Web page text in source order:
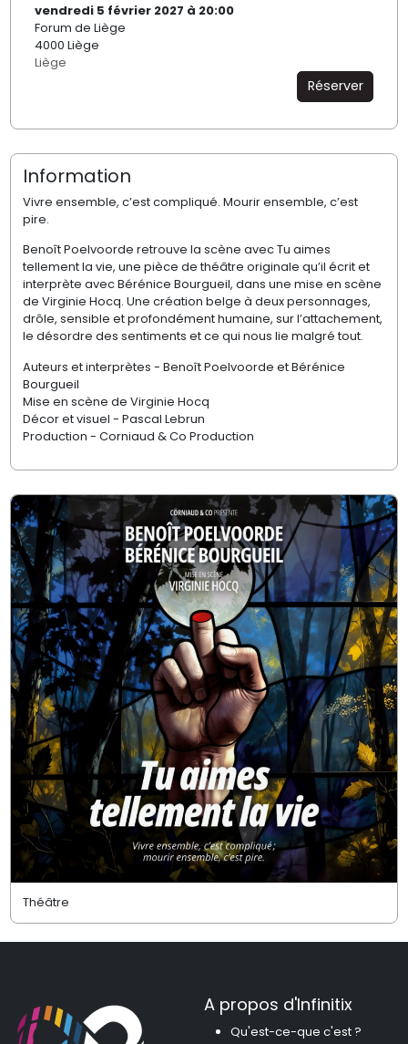
vendredi 5 février 2027 à 20:00
Forum de Liège
4000 Liège
Liège
Réserver
Information
Vivre ensemble, c’est compliqué. Mourir ensemble, c’est
pire.
Benoît Poelvoorde retrouve la scène avec Tu aimes
tellement la vie, une pièce de théâtre originale qu’il écrit et
interprète avec Bérénice Bourgueil, dans une mise en scène
de Virginie Hocq. Une création belge à deux personnages,
drôle, sensible et profondément humaine, sur l’attachement,
le désordre des sentiments et ce qui nous lie malgré tout.
Auteurs et interprètes - Benoît Poelvoorde et Bérénice
Bourgueil
Mise en scène de Virginie Hocq
Décor et visuel - Pascal Lebrun
Production - Corniaud & Co Production
Théâtre
A propos d'Infinitix
Qu'est-ce-que c'est ?